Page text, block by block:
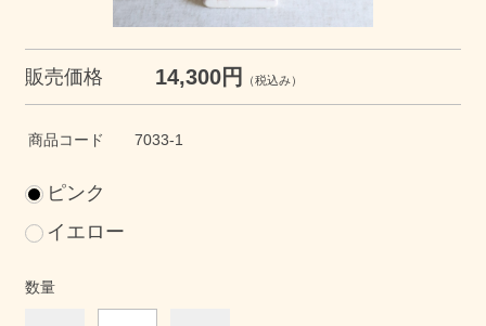
販売価格 14,300円 （税込み）
商品コード 7033-1
ピンク
イエロー
数量